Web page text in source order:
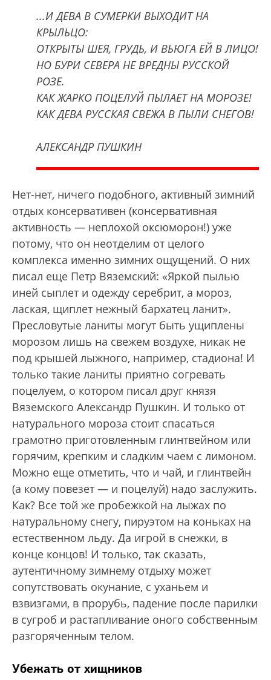
...И ДЕВА В СУМЕРКИ ВЫХОДИТ НА
КРЫЛЬЦО:
ОТКРЫТЫ ШЕЯ, ГРУДЬ, И ВЬЮГА ЕЙ В ЛИЦО!
НО БУРИ СЕВЕРА НЕ ВРЕДНЫ РУССКОЙ
РОЗЕ.
КАК ЖАРКО ПОЦЕЛУЙ ПЫЛАЕТ НА МОРОЗЕ!
КАК ДЕВА РУССКАЯ СВЕЖА В ПЫЛИ СНЕГОВ!
АЛЕКСАНДР ПУШКИН
Нет-нет, ничего подобного, активный зимний
отдых консервативен (консервативная
активность — неплохой оксюморон!) уже
потому, что он неотделим от целого
комплекса именно зимних ощущений. О них
писал еще Петр Вяземский: «Яркой пылью
иней сыплет и одежду серебрит, а мороз,
лаская, щиплет нежный бархатец ланит».
Пресловутые ланиты могут быть ущиплены
морозом лишь на свежем воздухе, никак не
под крышей лыжного, например, стадиона! И
только такие ланиты приятно согревать
поцелуем, о котором писал друг князя
Вяземского Александр Пушкин. И только от
натурального мороза стоит спасаться
грамотно приготовленным глинтвейном или
горячим, крепким и сладким чаем с лимоном.
Можно еще отметить, что и чай, и глинтвейн
(а кому повезет — и поцелуй) надо заслужить.
Как? Все той же пробежкой на лыжах по
натуральному снегу, пируэтом на коньках на
естественном льду. Да игрой в снежки, в
конце концов! И только, так сказать,
аутентичному зимнему отдыху может
сопутствовать окунание, с уханьем и
взвизгами, в прорубь, падение после парилки
в сугроб и растапливание оного собственным
разгоряченным телом.
Убежать от хищников